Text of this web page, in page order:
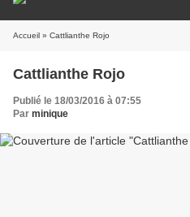
Accueil » Cattlianthe Rojo
Cattlianthe Rojo
Publié le 18/03/2016 à 07:55
Par minique